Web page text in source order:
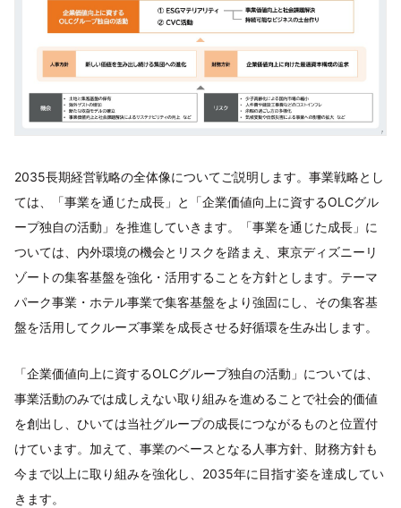
2035長期経営戦略の全体像についてご説明します。事業戦略とし
ては、「事業を通じた成長」と「企業価値向上に資するOLCグル
ープ独自の活動」を推進していきます。「事業を通じた成長」に
ついては、内外環境の機会とリスクを踏まえ、東京ディズニーリ
ゾートの集客基盤を強化・活用することを方針とします。テーマ
パーク事業・ホテル事業で集客基盤をより強固にし、その集客基
盤を活用してクルーズ事業を成長させる好循環を生み出します。
「企業価値向上に資するOLCグループ独自の活動」については、
事業活動のみでは成しえない取り組みを進めることで社会的価値
を創出し、ひいては当社グループの成長につながるものと位置付
けています。加えて、事業のベースとなる人事方針、財務方針も
今まで以上に取り組みを強化し、2035年に目指す姿を達成してい
きます。